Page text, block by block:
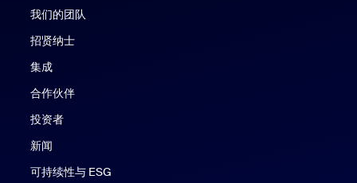
我们的团队
招贤纳士
集成
合作伙伴
投资者
新闻
可持续性与 ESG